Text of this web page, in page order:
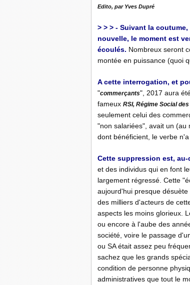
Edito, par Yves Dupré
> > > - Suivant la
nouvelle, le moment est
écoulés. Nombreux seront
montée en puissance (quoi
A cette interrogation, et
"commerçants", 2017 aura
fameux RSI, Régime Social
seulement celui des
"non salariées", avait un
dont bénéficient, le verbe
Cette suppression est,
et des individus qui en font
largement régressé. Cette
aujourd'hui presque
des milliers d'acteurs de
aspects les moins glorieux.
ou encore à l'aube des
société, voire le passage
ou SA était assez peu
sachez que les grands
condition de personne
administratives que tout le